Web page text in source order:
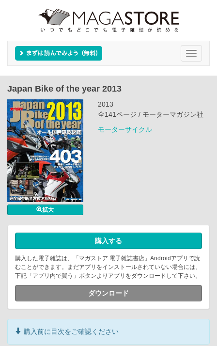
Toggle
Japan Bike of the year 2013
拡大
2013
全141ページ / モーターマガジン社
モーターサイクル
購入する
購入した電子雑誌は、「マガストア 電子雑誌書店」Androidアプリで読
むことができます。まだアプリをインストールされていない場合には、
下記「アプリ内で買う」ボタンよりアプリをダウンロードして下さい。
ダウンロード
購入前に目次をご確認ください